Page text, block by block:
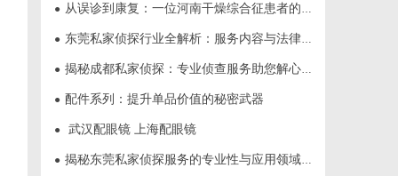
● 从误诊到康复：一位河南干燥综合征患者的艰辛求医路
● 东莞私家侦探行业全解析：服务内容与法律边界详解
● 揭秘成都私家侦探：专业侦查服务助您解心中疑惑
● 配件系列：提升单品价值的秘密武器
● 武汉配眼镜 上海配眼镜
● 揭秘东莞私家侦探服务的专业性与应用领域详解